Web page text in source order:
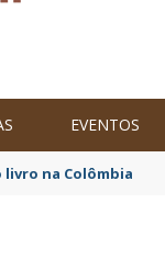
EVENTOS
o Brasil no XXIV